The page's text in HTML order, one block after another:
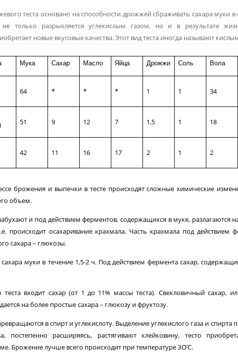
теста основано на способности дрожжей сбраживать сахара муки
не только разрыхляется углекислым газом, но и в результате
новые вкусовые качества. Этот вид теста иногда на­зывают
Мука Сахар Масло Яйца Дрожжи Соль Вола
64 * * * 1 1 34
51 9 12 7 1,5 1 18
42 11 16 17 2 1 2
брожения и выпечки в тесте происхо­дят сложные химические
объем.
и под действием ферментов, со­держащихся в муке, разлагаются
происходит осахаривание крахмала. Часть крах­мала под
сахара – глюкозы.
муки в течение 1,5-2 ч. Под дей­ствием фермента сахар,
теста входит сахар (от 1 до 11% массы тес­та). Свекловичный сахар,
на более простые сахара – глюкозу и фруктозу.
в спирт и углекислоту. Выде­ление углекислого газа и спирта
постепенно расширяясь, растягивают клейковину, тесто
Брожение лучше всего происходит при температуре ЗО’С.